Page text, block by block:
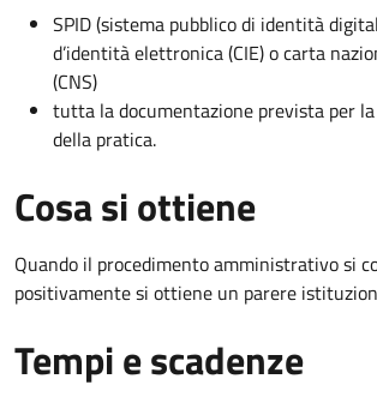
SPID (sistema pubblico di identità
d’identità elettronica (CIE) o carta
(CNS)
tutta la documentazione prevista per
della pratica.
Cosa si ottiene
Quando il procedimento amministrativo si
positivamente si ottiene un parere
Tempi e scadenze